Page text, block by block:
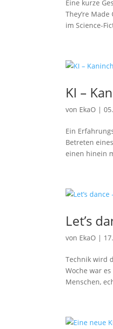
Eine kurze
They’re
im Science-
KI –
von EkaO |
Ein
Betreten
einen hinein
Let’s
von EkaO |
Technik wird
Woche war
Menschen,